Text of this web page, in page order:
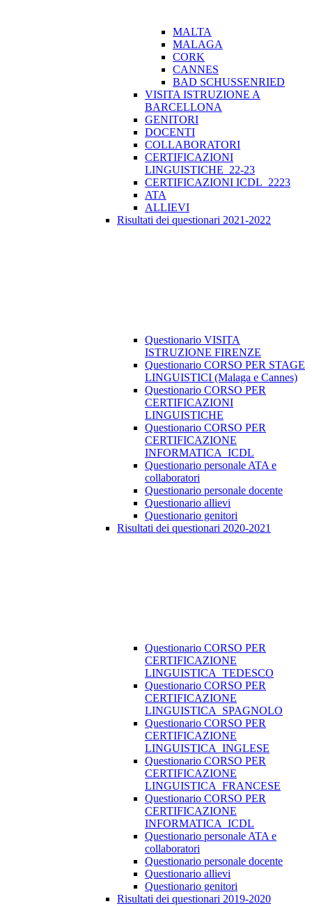
MALTA
MALAGA
CORK
CANNES
BAD SCHUSSENRIED
VISITA ISTRUZIONE A
BARCELLONA
GENITORI
DOCENTI
COLLABORATORI
CERTIFICAZIONI
LINGUISTICHE_22-23
CERTIFICAZIONI ICDL_2223
ATA
ALLIEVI
Risultati dei questionari 2021-2022
Questionario VISITA
ISTRUZIONE FIRENZE
Questionario CORSO PER STAGE
LINGUISTICI (Malaga e Cannes)
Questionario CORSO PER
CERTIFICAZIONI
LINGUISTICHE
Questionario CORSO PER
CERTIFICAZIONE
INFORMATICA_ICDL
Questionario personale ATA e
collaboratori
Questionario personale docente
Questionario allievi
Questionario genitori
Risultati dei questionari 2020-2021
Questionario CORSO PER
CERTIFICAZIONE
LINGUISTICA_TEDESCO
Questionario CORSO PER
CERTIFICAZIONE
LINGUISTICA_SPAGNOLO
Questionario CORSO PER
CERTIFICAZIONE
LINGUISTICA_INGLESE
Questionario CORSO PER
CERTIFICAZIONE
LINGUISTICA_FRANCESE
Questionario CORSO PER
CERTIFICAZIONE
INFORMATICA_ICDL
Questionario personale ATA e
collaboratori
Questionario personale docente
Questionario allievi
Questionario genitori
Risultati dei questionari 2019-2020